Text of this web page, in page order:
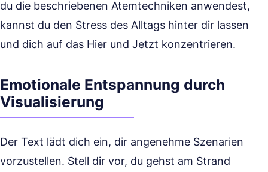
du die beschriebenen Atemtechniken anwendest,
kannst du den Stress des Alltags hinter dir lassen
und dich auf das Hier und Jetzt konzentrieren.
Emotionale Entspannung durch
Visualisierung
Der Text lädt dich ein, dir angenehme Szenarien
vorzustellen. Stell dir vor, du gehst am Strand